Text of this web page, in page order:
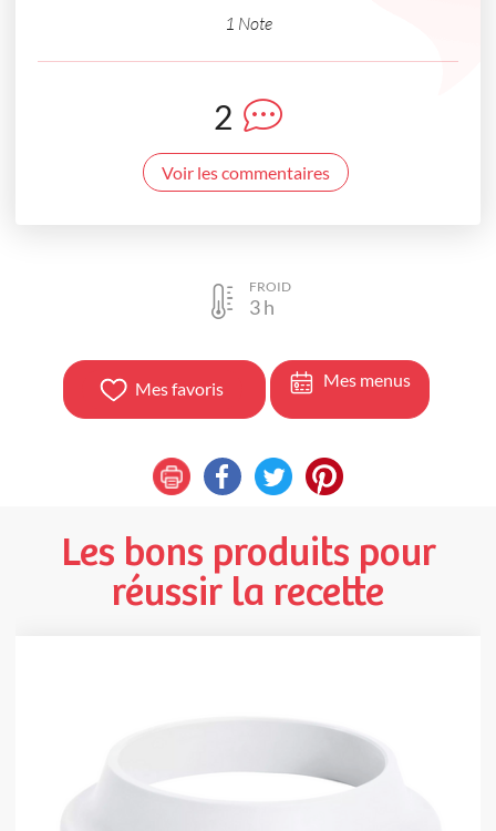
1 Note
2
Voir les commentaires
FROID
3h
Mes favoris Mes menus
Les bons produits pour
réussir la recette